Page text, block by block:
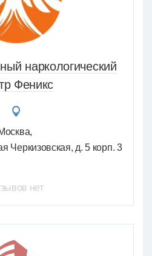
наркологический
Феникс
Черкизовская, д. 5 корп. 3
нет